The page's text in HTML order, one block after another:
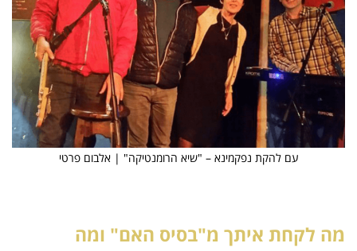
עם להקת נפקמינא – "שיא הרומנטיקה" | אלבום פרטי
מה לקחת איתך מ"בסיס האם" ומה